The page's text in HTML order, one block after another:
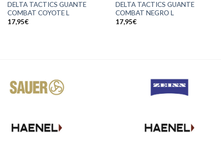
DELTA TACTICS GUANTE
COMBAT COYOTE L
17,95€
DELTA TACTICS GUANTE
COMBAT NEGRO L
17,95€